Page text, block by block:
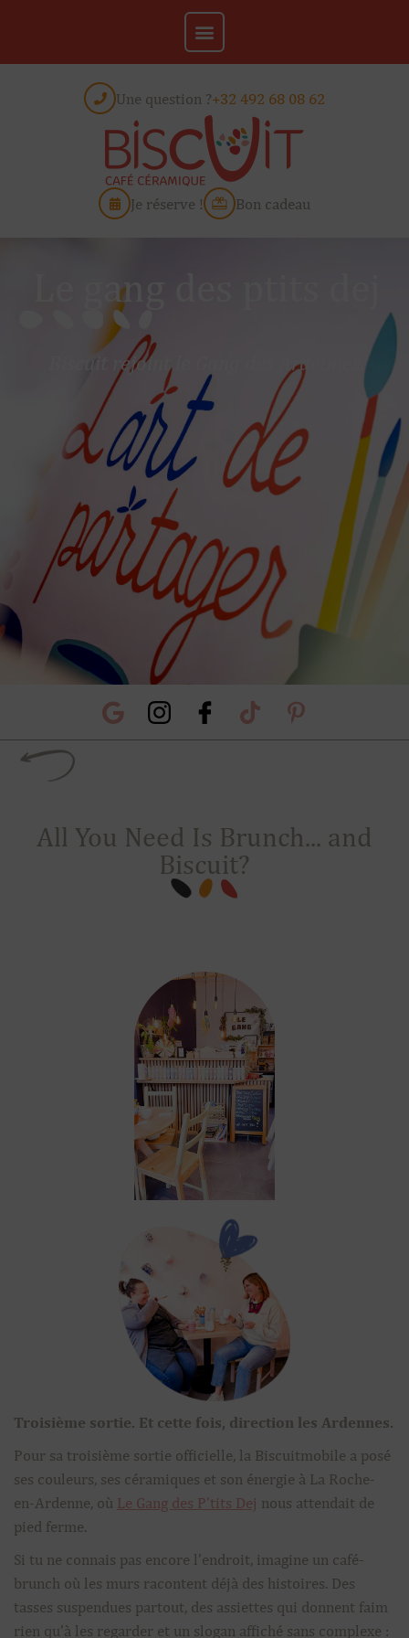
Une question ?+32 492 68 08 62
Je réserve ! Bon cadeau
Le gang des ptits dej
Biscuit rejoint le Gang des Ardennes.
All You Need Is Brunch... and
Biscuit?
Troisième sortie. Et cette fois, direction les Ardennes.
Pour sa troisième sortie officielle, la Biscuitmobile a posé
ses couleurs, ses céramiques et son énergie à La Roche-
en-Ardenne, où Le Gang des P’tits Dej nous attendait de
pied ferme.
Si tu ne connais pas encore l’endroit, imagine un café-
brunch où les murs racontent déjà des histoires. Des
tasses suspendues partout, des assiettes qui donnent faim
rien qu’à les regarder et un slogan affiché sans complexe :